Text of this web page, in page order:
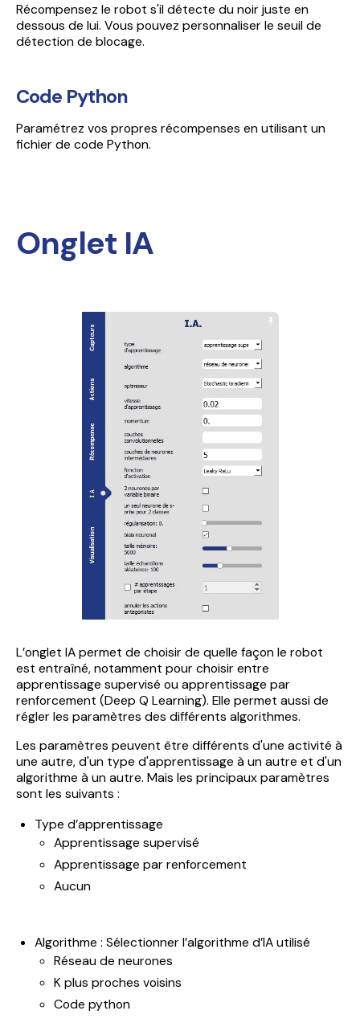
Récompensez le robot s'il détecte du noir juste en
dessous de lui. Vous pouvez personnaliser le seuil de
détection de blocage.
Code Python
Paramétrez vos propres récompenses en utilisant un
fichier de code Python.
Onglet IA
L’onglet IA permet de choisir de quelle façon le robot
est entraîné, notamment pour choisir entre
apprentissage supervisé ou apprentissage par
renforcement (Deep Q Learning). Elle permet aussi de
régler les paramètres des différents algorithmes.
Les paramètres peuvent être différents d'une activité à
une autre, d'un type d'apprentissage à un autre et d'un
algorithme à un autre. Mais les principaux paramètres
sont les suivants :
Type d’apprentissage
Apprentissage supervisé
Apprentissage par renforcement
Aucun
Algorithme : Sélectionner l’algorithme d’IA utilisé
Réseau de neurones
K plus proches voisins
Code python